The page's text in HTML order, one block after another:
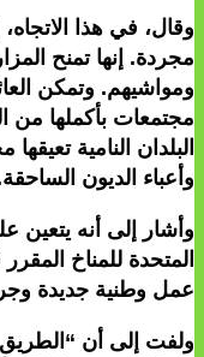
وقال، في هذا
مجردة. إنها تمنح
ومواشيهم. وتمكن
مجتمعات بأكملها من
البلدان النامية
وأعباء الديون
وأشار إلى أنه يتعين
المتحدة للمناخ
عمل وطنية جديدة